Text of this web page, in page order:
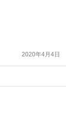
2020年4月4日